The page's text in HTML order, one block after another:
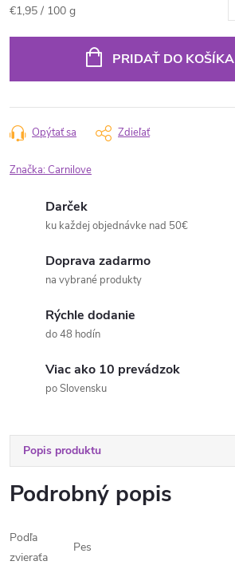
Jednotková
€1,95 / 100 g
PRIDAŤ DO KOŠÍKA
Opýtať sa Zdieľať
Značka:Carnilove
Darček
ku každej objednávke nad 50€
Doprava zadarmo
na vybrané produkty
Rýchle dodanie
do 48 hodín
Viac ako 10 prevádzok
po Slovensku
Popis produktu
Podrobný popis
Podľa
zvieraťa
Pes